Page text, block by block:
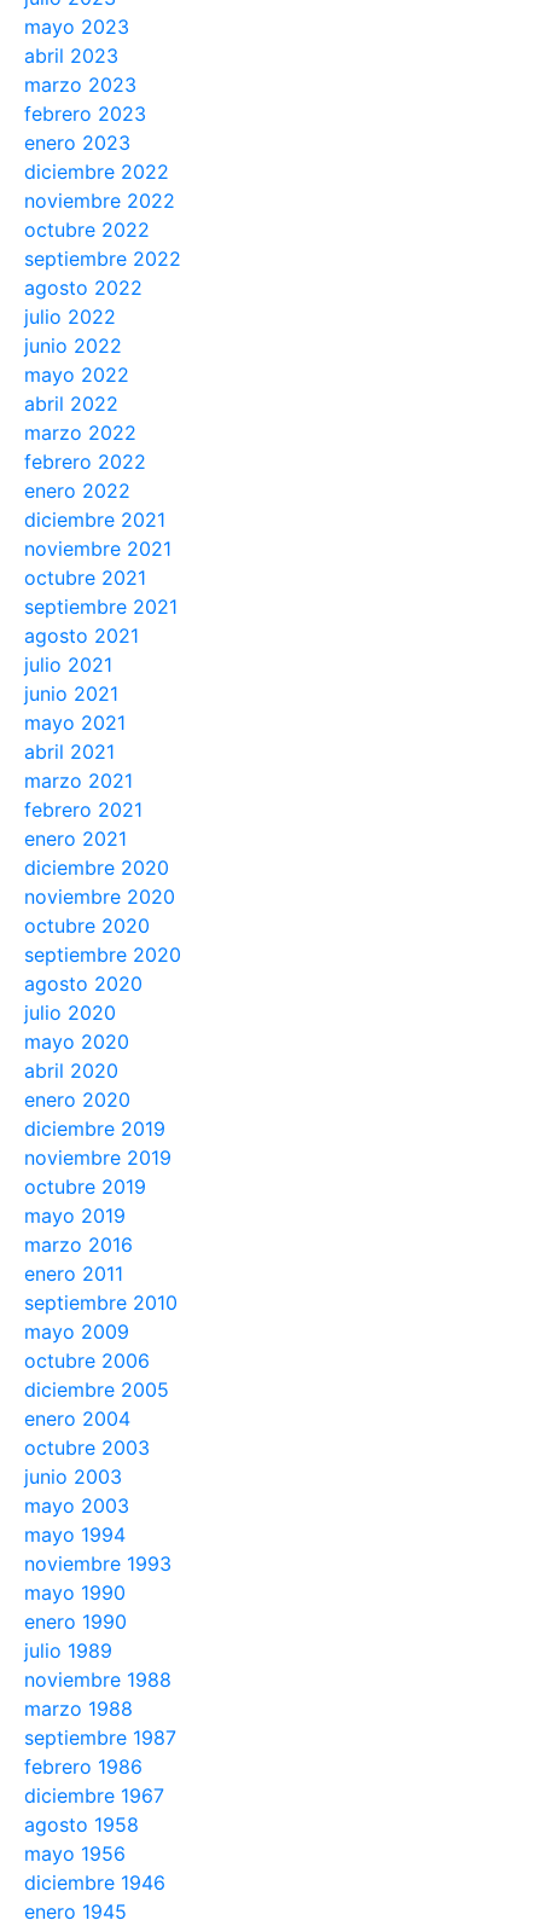
mayo 2023
abril 2023
marzo 2023
febrero 2023
enero 2023
diciembre 2022
noviembre 2022
octubre 2022
septiembre 2022
agosto 2022
julio 2022
junio 2022
mayo 2022
abril 2022
marzo 2022
febrero 2022
enero 2022
diciembre 2021
noviembre 2021
octubre 2021
septiembre 2021
agosto 2021
julio 2021
junio 2021
mayo 2021
abril 2021
marzo 2021
febrero 2021
enero 2021
diciembre 2020
noviembre 2020
octubre 2020
septiembre 2020
agosto 2020
julio 2020
mayo 2020
abril 2020
enero 2020
diciembre 2019
noviembre 2019
octubre 2019
mayo 2019
marzo 2016
enero 2011
septiembre 2010
mayo 2009
octubre 2006
diciembre 2005
enero 2004
octubre 2003
junio 2003
mayo 2003
mayo 1994
noviembre 1993
mayo 1990
enero 1990
julio 1989
noviembre 1988
marzo 1988
septiembre 1987
febrero 1986
diciembre 1967
agosto 1958
mayo 1956
diciembre 1946
enero 1945